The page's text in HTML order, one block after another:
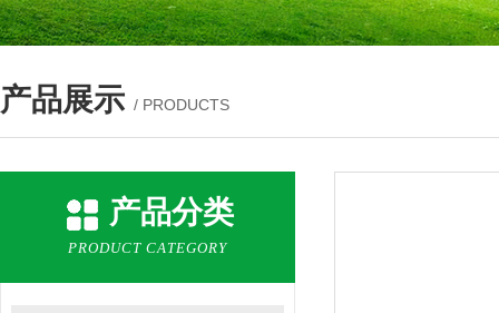
产品展示 / PRODUCTS
产品分类
PRODUCT CATEGORY